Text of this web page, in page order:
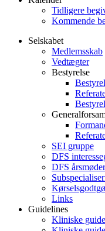
Tidligere
Kommende
Selskabet
Medlemsskab
Vedtægter
Bestyrelse
SEI gruppe
DFS
DFS årsmøder
Links
Guidelines
Kliniske